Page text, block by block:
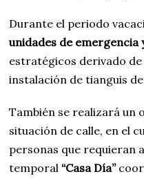
Durante el periodo
unidades de emergencia
estratégicos derivado
instalación de tianguis de
También se realizará un
situación de calle, en el
personas que requieran
temporal “Casa Día”